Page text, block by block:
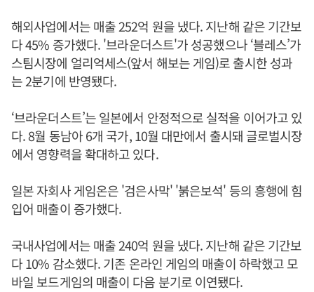
해외사업에서는 매출 252억 원을 냈다. 지난해 같은 기간보
다 45% 증가했다. '브라운더스트'가 성공했으나 ‘블레스’가
스팀시장에 얼리억세스(앞서 해보는 게임)로 출시한 성과
는 2분기에 반영됐다.
‘브라운더스트’는 일본에서 안정적으로 실적을 이어가고 있
다. 8월 동남아 6개 국가, 10월 대만에서 출시돼 글로벌시장
에서 영향력을 확대하고 있다.
일본 자회사 게임온은 '검은사막' '붉은보석' 등의 흥행에 힘
입어 매출이 증가했다.
국내사업에서는 매출 240억 원을 냈다. 지난해 같은 기간보
다 10% 감소했다. 기존 온라인 게임의 매출이 하락했고 모
바일 보드게임의 매출이 다음 분기로 이연됐다.